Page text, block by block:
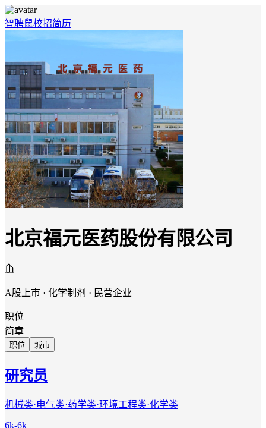
智聘鼠校招简历
北京福元医药股份有限公司
A股上市 · 化学制剂 · 民营企业
职位
简章
职位 城市
研究员
机械类·电气类·药学类·环境工程类·化学类
6k-6k